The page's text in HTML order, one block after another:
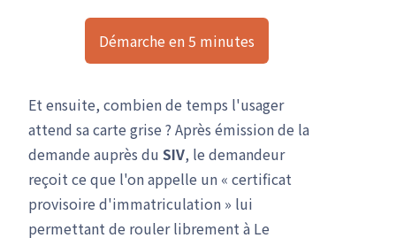
Démarche en 5 minutes
Et ensuite, combien de temps l'usager
attend sa carte grise ? Après émission de la
demande auprès du SIV, le demandeur
reçoit ce que l'on appelle un « certificat
provisoire d'immatriculation » lui
permettant de rouler librement à Le